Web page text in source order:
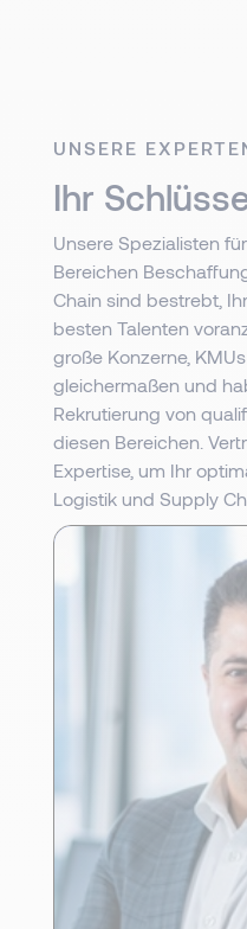
UNSERE
Ihr
Unsere Spezialisten
Bereichen
Chain sind bestrebt,
besten Talenten
große Konzerne,
gleichermaßen und
Rekrutierung von
diesen Bereichen.
Expertise, um Ihr
Logistik und Supply